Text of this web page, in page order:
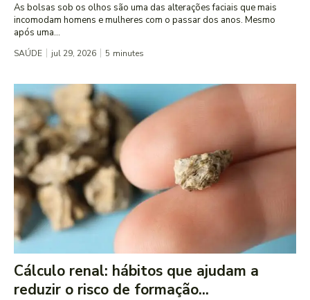
As bolsas sob os olhos são uma das alterações faciais que mais
incomodam homens e mulheres com o passar dos anos. Mesmo
após uma...
SAÚDE jul 29, 2026 5 minutes
Cálculo renal: hábitos que ajudam a
reduzir o risco de formação...